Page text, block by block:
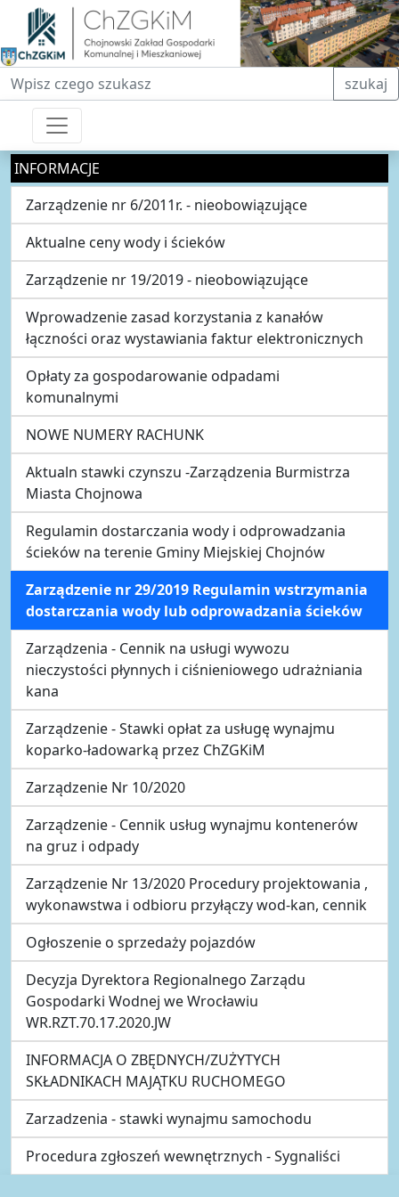
Fraza do wyszukiwania szukaj
INFORMACJE
Zarządzenie nr 6/2011r. - nieobowiązujące
Aktualne ceny wody i ścieków
Zarządzenie nr 19/2019 - nieobowiązujące
Wprowadzenie zasad korzystania z kanałów
łączności oraz wystawiania faktur elektronicznych
Opłaty za gospodarowanie odpadami
komunalnymi
NOWE NUMERY RACHUNK
Aktualn stawki czynszu -Zarządzenia Burmistrza
Miasta Chojnowa
Regulamin dostarczania wody i odprowadzania
ścieków na terenie Gminy Miejskiej Chojnów
Zarządzenie nr 29/2019 Regulamin wstrzymania
dostarczania wody lub odprowadzania ścieków
Zarządzenia - Cennik na usługi wywozu
nieczystości płynnych i ciśnieniowego udrażniania
kana
Zarządzenie - Stawki opłat za usługę wynajmu
koparko-ładowarką przez ChZGKiM
Zarządzenie Nr 10/2020
Zarządzenie - Cennik usług wynajmu kontenerów
na gruz i odpady
Zarządzenie Nr 13/2020 Procedury projektowania ,
wykonawstwa i odbioru przyłączy wod-kan, cennik
Ogłoszenie o sprzedaży pojazdów
Decyzja Dyrektora Regionalnego Zarządu
Gospodarki Wodnej we Wrocławiu
WR.RZT.70.17.2020.JW
INFORMACJA O ZBĘDNYCH/ZUŻYTYCH
SKŁADNIKACH MAJĄTKU RUCHOMEGO
Zarzadzenia - stawki wynajmu samochodu
Procedura zgłoszeń wewnętrznych - Sygnaliści